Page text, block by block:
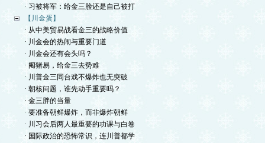
· 习被将军：给金三脸还是自己被打
【川金蛋】
· 从中美贸易战看金三的战略价值
· 川金会的热闹与重要门道
· 川金会还有会头吗？
· 阉猪易，给金三去势难
· 川普金三同台戏不爆炸也无突破
· 朝核问题，谁先动手重要吗？
· 金三胖的当量
· 要准备朝鲜爆炸，而非爆炸朝鲜
· 川习会后两人最重要的功课与白卷
· 国际政治的恐怖常识，连川普都学